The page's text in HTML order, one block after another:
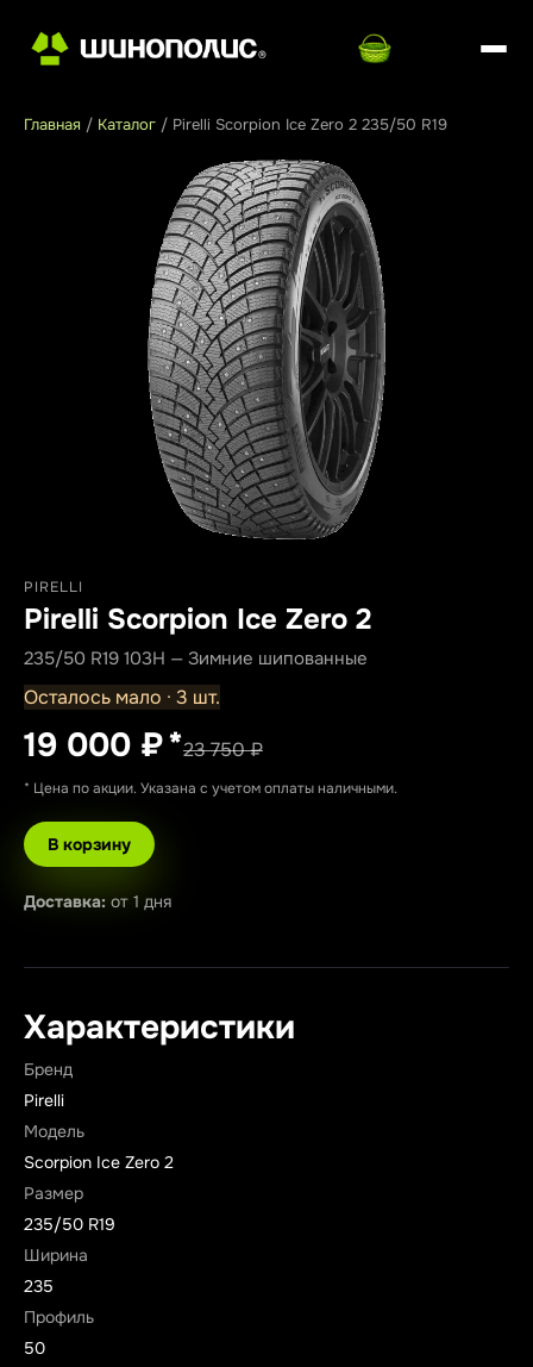
Главная / Каталог / Pirelli Scorpion Ice Zero 2 235/50 R19
PIRELLI
Pirelli Scorpion Ice Zero 2
235/50 R19 103H — Зимние шипованные
Осталось мало · 3 шт.
19 000 ₽*23 750 ₽
* Цена по акции. Указана с учетом оплаты наличными.
В корзину
Доставка: от 1 дня
Характеристики
Бренд
Pirelli
Модель
Scorpion Ice Zero 2
Размер
235/50 R19
Ширина
235
Профиль
50